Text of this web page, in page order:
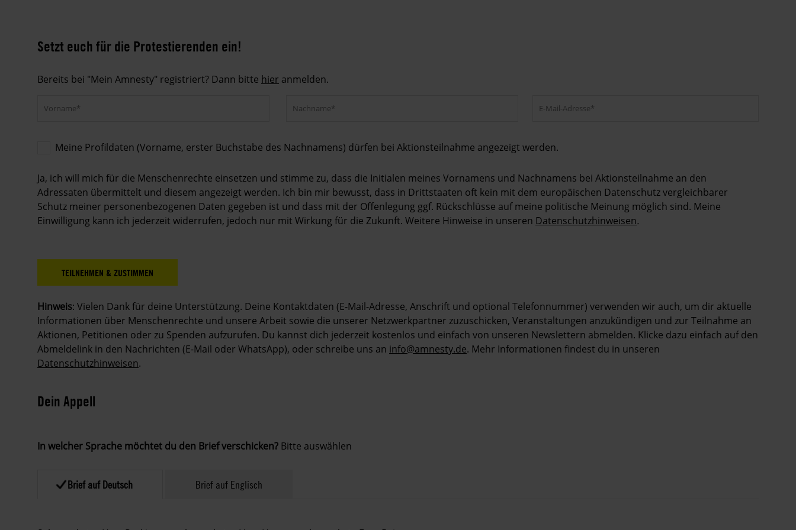
Setzt euch für die Protestierenden ein!
Bereits bei "Mein Amnesty" registriert? Dann bitte hier anmelden.
Meine Profildaten (Vorname, erster Buchstabe des Nachnamens) dürfen bei Aktionsteilnahme angezeigt werden.
Profildaten
(Vorname,
erster
Buchstabe
des
bei
Aktionsteilnahme
Ja, ich will mich für die Menschenrechte einsetzen und stimme zu, dass die Initialen meines Vornamens und Nachnamens bei Aktionsteilnahme an den
Adressaten übermittelt und diesem angezeigt werden. Ich bin mir bewusst, dass in Drittstaaten oft kein mit dem europäischen Datenschutz vergleichbarer
Schutz meiner personenbezogenen Daten gegeben ist und dass mit der Offenlegung ggf. Rückschlüsse auf meine politische Meinung möglich sind. Meine
Einwilligung kann ich jederzeit widerrufen, jedoch nur mit Wirkung für die Zukunft. Weitere Hinweise in unseren Datenschutzhinweisen.
Hinweis: Vielen Dank für deine Unterstützung. Deine Kontaktdaten (E-Mail-Adresse, Anschrift und optional Telefonnummer) verwenden wir auch, um dir aktuelle
Informationen über Menschenrechte und unsere Arbeit sowie die unserer Netzwerkpartner zuzuschicken, Veranstaltungen anzukündigen und zur Teilnahme an
Aktionen, Petitionen oder zu Spenden aufzurufen. Du kannst dich jederzeit kostenlos und einfach von unseren Newslettern abmelden. Klicke dazu einfach auf den
Abmeldelink in den Nachrichten (E-Mail oder WhatsApp), oder schreibe uns an info@amnesty.de. Mehr Informationen findest du in unseren
Datenschutzhinweisen.
Dein Appell
In welcher Sprache möchtet du den Brief verschicken? Bitte auswählen
Brief auf Deutsch Brief auf Englisch